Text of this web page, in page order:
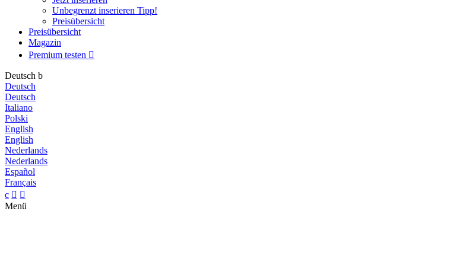
Unbegrenzt inserieren Tipp!
Preisübersicht
Preisübersicht
Magazin
Premium testen 
Deutsch b
Deutsch
Deutsch
Italiano
Polski
English
English
Nederlands
Nederlands
Español
Français
c  
Menü